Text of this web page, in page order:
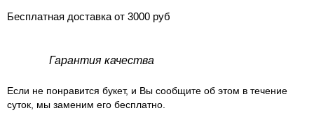
Бесплатная доставка от 3000 руб
Гарантия качества
Если не понравится букет, и Вы сообщите об этом в течение
суток, мы заменим его бесплатно.